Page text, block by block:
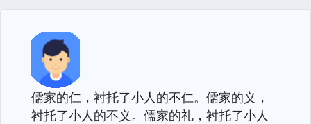
儒家的仁，衬托了小人的不仁。儒家的义，
衬托了小人的不义。儒家的礼，衬托了小人